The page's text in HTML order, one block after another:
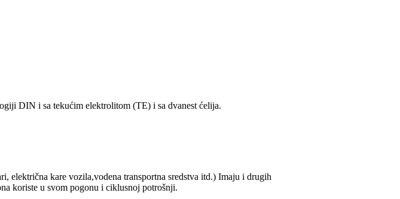
DIN i sa tekućim elektrolitom (TE) i sa dvanest ćelija.
električna kare vozila,vodena transportna sredstva itd.) Imaju i drugih
koriste u svom pogonu i ciklusnoj potrošnji.